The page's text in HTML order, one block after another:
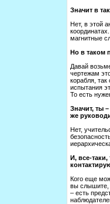
Значит в
Нет, в этой
магнитные
Но в таком
Давай
чертежам
корабля,
испытания
То есть
Значит, ты
же
Нет,
И, все-таки,
Кого еще
вы слышите,
– есть